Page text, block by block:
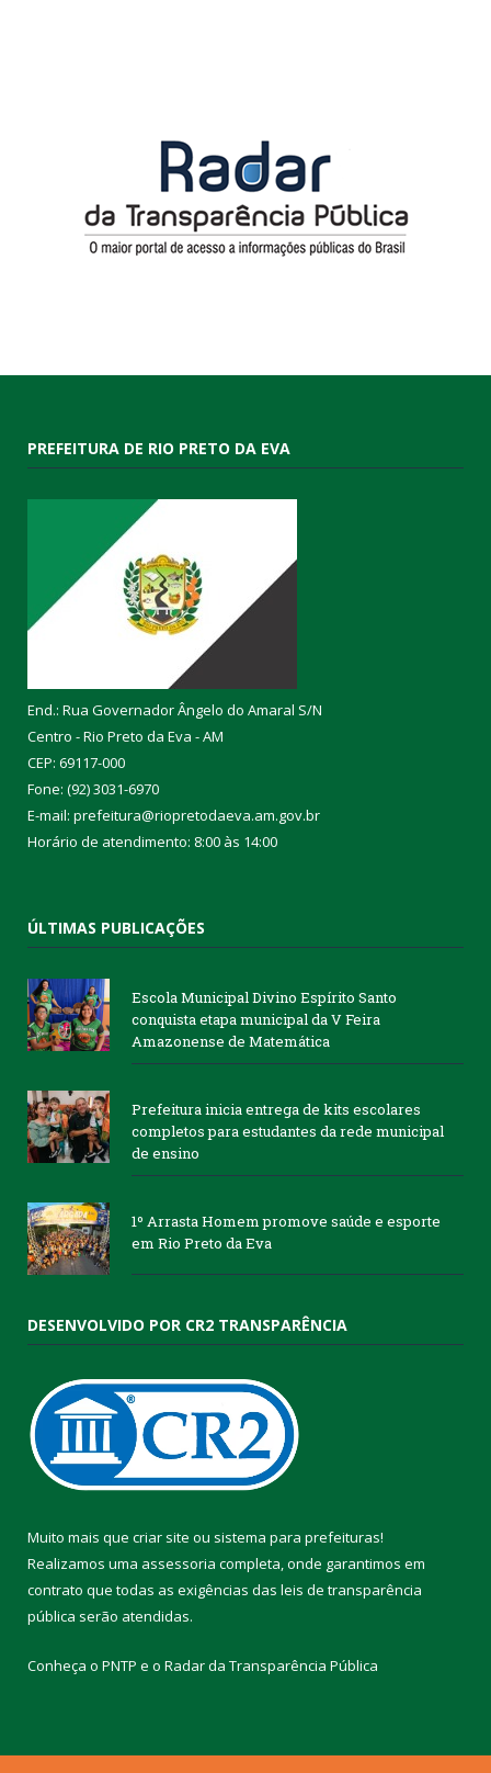
PREFEITURA DE RIO PRETO DA EVA
End.: Rua Governador Ângelo do Amaral S/N
Centro - Rio Preto da Eva - AM
CEP: 69117-000
Fone: (92) 3031-6970
E-mail: prefeitura@riopretodaeva.am.gov.br
Horário de atendimento: 8:00 às 14:00
ÚLTIMAS PUBLICAÇÕES
Escola Municipal Divino Espírito Santo
conquista etapa municipal da V Feira
Amazonense de Matemática
Prefeitura inicia entrega de kits escolares
completos para estudantes da rede municipal
de ensino
1º Arrasta Homem promove saúde e esporte
em Rio Preto da Eva
DESENVOLVIDO POR CR2 TRANSPARÊNCIA
Muito mais que criar site ou sistema para prefeituras!
Realizamos uma assessoria completa, onde garantimos em
contrato que todas as exigências das leis de transparência
pública serão atendidas.
Conheça o PNTP e o Radar da Transparência Pública